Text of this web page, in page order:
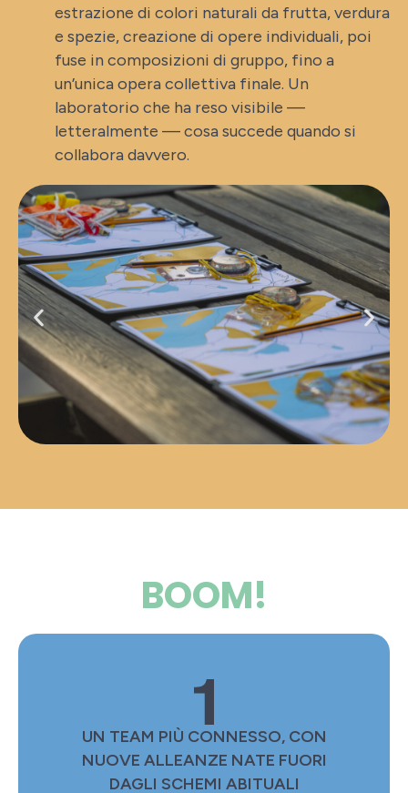
estrazione di colori naturali da frutta, verdura
e spezie, creazione di opere individuali, poi
fuse in composizioni di gruppo, fino a
un’unica opera collettiva finale. Un
laboratorio che ha reso visibile —
letteralmente — cosa succede quando si
collabora davvero.
BOOM!
UN TEAM PIÙ CONNESSO, CON
NUOVE ALLEANZE NATE FUORI
DAGLI SCHEMI ABITUALI